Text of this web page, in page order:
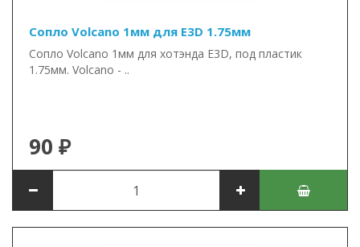
Сопло Volcano 1мм для E3D 1.75мм
Сопло Volcano 1мм для хотэнда E3D, под пластик
1.75мм. Volcano - ..
90 ₽